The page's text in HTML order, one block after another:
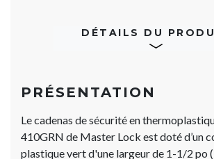
DÉTAILS DU
PRÉSENTATION
Le cadenas de sécurité en
410GRN de Master Lock est doté d’un
plastique vert d'une largeur de 1-1/2 po